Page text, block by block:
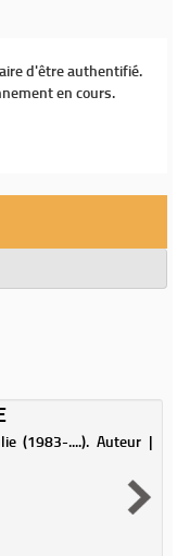
d'être authentifié.
en cours.
(1983-....). Auteur |